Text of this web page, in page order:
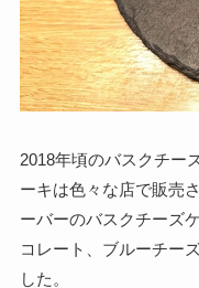
2018年頃のバスクチー
ーキは色々な店で販売
ーバーのバスクチーズ
コレート、ブルーチー
した。